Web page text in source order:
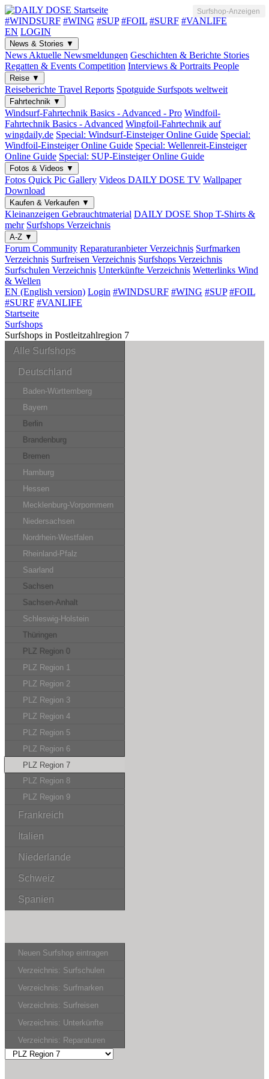
#WINDSURF #WING #SUP #FOIL #SURF #VANLIFE
EN LOGIN
News & Stories ▼
News Aktuelle Newsmeldungen Geschichten & Berichte Stories
Regatten & Events Competition Interviews & Portraits People
Reise ▼
Reiseberichte Travel Reports Spotguide Surfspots weltweit
Fahrtechnik ▼
Windsurf-Fahrtechnik Basics - Advanced - Pro Windfoil-
Fahrtechnik Basics - Advanced Wingfoil-Fahrtechnik auf
wingdaily.de Special: Windsurf-EinsteigerOnline Guide Special:
Windfoil-EinsteigerOnline Guide Special: Wellenreit-Einsteiger
Online Guide Special: SUP-EinsteigerOnline Guide
Fotos & Videos ▼
Fotos Quick Pic Gallery Videos DAILY DOSE TV Wallpaper
Download
Kaufen & Verkaufen ▼
Kleinanzeigen Gebrauchtmaterial DAILY DOSE Shop T-Shirts &
mehr Surfshops Verzeichnis
A-Z ▼
Forum Community ReparaturanbieterVerzeichnis Surfmarken
Verzeichnis Surfreisen Verzeichnis Surfshops Verzeichnis
Surfschulen Verzeichnis Unterkünfte Verzeichnis Wetterlinks Wind
& Wellen
EN (English version) Login #WINDSURF #WING #SUP #FOIL
#SURF #VANLIFE
Startseite
Surfshops
Surfshops in Postleitzahlregion 7
Alle Surfshops
Deutschland
Baden-Württemberg
Bayern
Berlin
Brandenburg
Bremen
Hamburg
Hessen
Mecklenburg-Vorpommern
Niedersachsen
Nordrhein-Westfalen
Rheinland-Pfalz
Saarland
Sachsen
Sachsen-Anhalt
Schleswig-Holstein
Thüringen
PLZ Region 0
PLZ Region 1
PLZ Region 2
PLZ Region 3
PLZ Region 4
PLZ Region 5
PLZ Region 6
PLZ Region 7
PLZ Region 8
PLZ Region 9
Frankreich
Italien
Niederlande
Schweiz
Spanien
Neuen Surfshop eintragen
Verzeichnis: Surfschulen
Verzeichnis: Surfmarken
Verzeichnis: Surfreisen
Verzeichnis: Unterkünfte
Verzeichnis: Reparaturen
Surfshop-Anzeigen